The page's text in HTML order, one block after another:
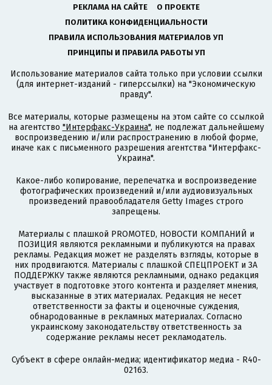
РЕКЛАМА НА САЙТЕ
О ПРОЕКТЕ
ПОЛИТИКА КОНФИДЕНЦИАЛЬНОСТИ
ПРАВИЛА ИСПОЛЬЗОВАНИЯ МАТЕРИАЛОВ УП
ПРИНЦИПЫ И ПРАВИЛА РАБОТЫ УП
Использование материалов сайта только при условии ссылки
(для интернет-изданий - гиперссылки) на "Экономическую
правду".
Все материалы, которые размещены на этом сайте со ссылкой
на агентство "Интерфакс-Украина", не подлежат дальнейшему
воспроизведению и/или распространению в любой форме,
иначе как с письменного разрешения агентства "Интерфакс-
Украина".
Какое-либо копирование, перепечатка и воспроизведение
фотографических произведений и/или аудиовизуальных
произведений правообладателя Getty Images строго
запрещены.
Материалы с плашкой PROMOTED, НОВОСТИ КОМПАНИЙ и
ПОЗИЦИЯ являются рекламными и публикуются на правах
рекламы. Редакция может не разделять взгляды, которые в
них продвигаются. Материалы с плашкой СПЕЦПРОЕКТ и ЗА
ПОДДЕРЖКУ также являются рекламными, однако редакция
участвует в подготовке этого контента и разделяет мнения,
высказанные в этих материалах. Редакция не несет
ответственности за факты и оценочные суждения,
обнародованные в рекламных материалах. Согласно
украинскому законодательству ответственность за
содержание рекламы несет рекламодатель.
Субъект в сфере онлайн-медиа; идентификатор медиа - R40-
02163.